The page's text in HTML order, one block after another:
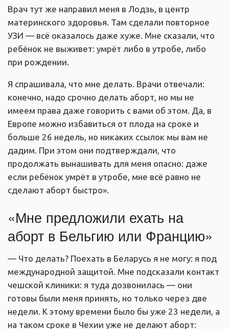
Врач тут же направил меня в Лодзь, в центр
материнского здоровья. Там сделали повторное
УЗИ — всё оказалось даже хуже. Мне сказали, что
ребёнок не выживет: умрёт либо в утробе, либо
при рождении.
Я спрашивала, что мне делать. Врачи отвечали:
конечно, надо срочно делать аборт, но мы не
имеем права даже говорить с вами об этом. Да, в
Европе можно избавиться от плода на сроке и
больше 26 недель, но никаких ссылок мы вам не
дадим. При этом они подтверждали, что
продолжать вынашивать для меня опасно: даже
если ребёнок умрёт в утробе, мне всё равно не
сделают аборт быстро».
«Мне предложили ехать на
аборт в Бельгию или Францию»
— Что делать? Поехать в Беларусь я не могу: я под
международной защитой. Мне подсказали контакт
чешской клиники: я туда дозвонилась — они
готовы были меня принять, но только через две
недели. К этому времени было бы уже 23 недели, а
на таком сроке в Чехии уже не делают аборт: